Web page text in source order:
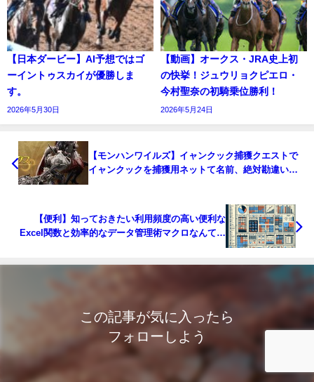
【日本ダービー】AI予想ではゴ
ーイントゥスカイが優勝しま
す。
2026年5月30日
【動画】オークス・JRA史上初
の快挙！ジュウリョクピエロ・
今村聖奈の初騎乗位勝利！
2026年5月24日
【モンハンワイルズ】イャンクック捕獲クエストで
イャンクックを捕獲用ネットて名前、絶対勘違いし
【便利】知っておきたい利用頻度の高い便利な
Excel関数と効率的なデータ管理術マクロなんて不
この記事が気に入ったら
フォローしよう